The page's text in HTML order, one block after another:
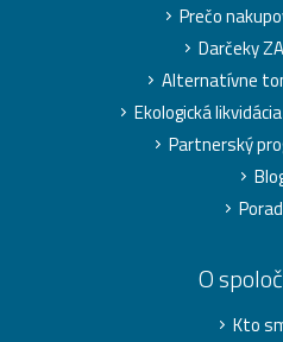
Prečo
Darčeky
Alternatívne
Ekologická
Partnerský
O
Kto